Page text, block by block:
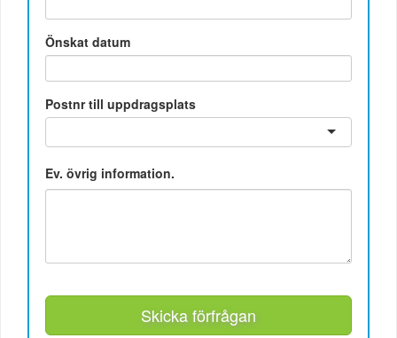
Önskat datum
Postnr till uppdragsplats
Ev. övrig information.
Skicka förfrågan